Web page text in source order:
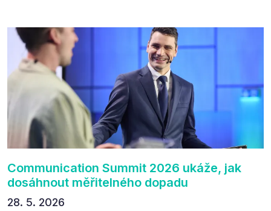
zúčastnit i příštího ročníku. „Příjemná konference,
výborný program, hezké prostory, Daniel Stach
absolutně nejlepší moderátor!!!“ Tak shrnul
Communication Summit jeden z 330 účastníků ve
své zpětné vazbě. Ta potvrdila, co bylo slyšet i
cítit po celý 9. červen v Pragovce – že ročník s
tématem „Od chaosu k dopadu“ se skutečně
povedl.
Communication Summit 2026 ukáže, jak
dosáhnout měřitelného dopadu
28. 5. 2026